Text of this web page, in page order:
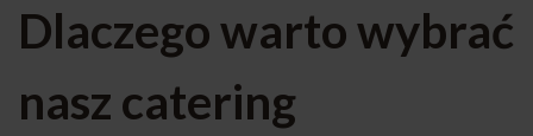
Dlaczego warto wybrać
nasz catering